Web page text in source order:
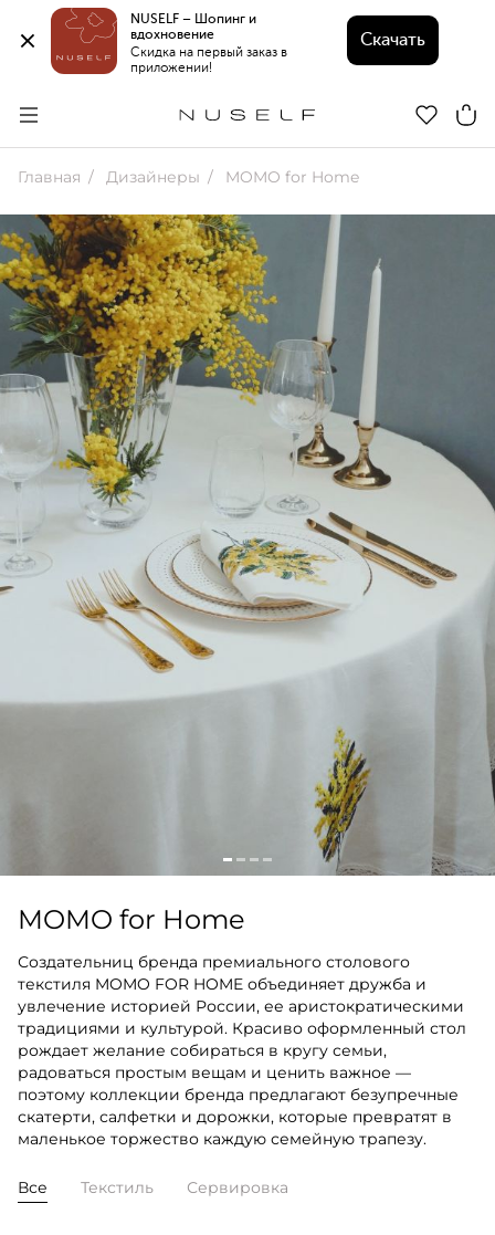
NUSELF – Шопинг и
вдохновение
Скидка на первый заказ в
приложении!
Скачать
Главная Дизайнеры MOMO for Home
MOMO for Home
Создательниц бренда премиального столового
текстиля MOMO FOR HOME объединяет дружба и
увлечение историей России, ее аристократическими
традициями и культурой. Красиво оформленный стол
рождает желание собираться в кругу семьи,
радоваться простым вещам и ценить важное —
поэтому коллекции бренда предлагают безупречные
скатерти, салфетки и дорожки, которые превратят в
маленькое торжество каждую семейную трапезу.
Все Текстиль Сервировка